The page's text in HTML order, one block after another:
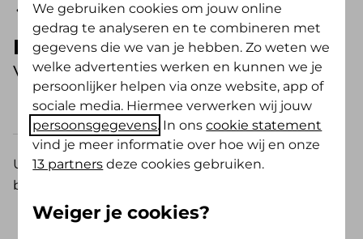
Vergoedingen
Flapoorcorrectie tot 18 jaar
Vergoeding 2026
2025 2026
Uitstaande oren kunnen worden gecorrigeerd met
behulp van plastische chirurgie.
We gebruiken cookies om jouw online
gedrag te analyseren en te combineren met
gegevens die we van je hebben. Zo weten we
welke advertenties werken en kunnen we je
persoonlijker helpen via onze website, app of
sociale media. Hiermee verwerken wij jouw
persoonsgegevens. In onscookie statement
vind je meer informatie over hoe wij en onze
13 partners deze cookies gebruiken.
Weiger je cookies?